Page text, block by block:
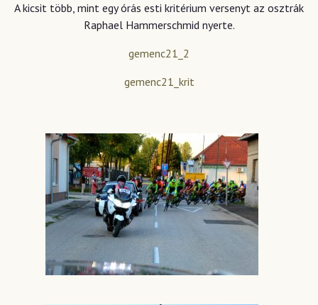
A kicsit több, mint egy órás esti kritérium versenyt az osztrák
Raphael Hammerschmid nyerte.
gemenc21_2
gemenc21_krit